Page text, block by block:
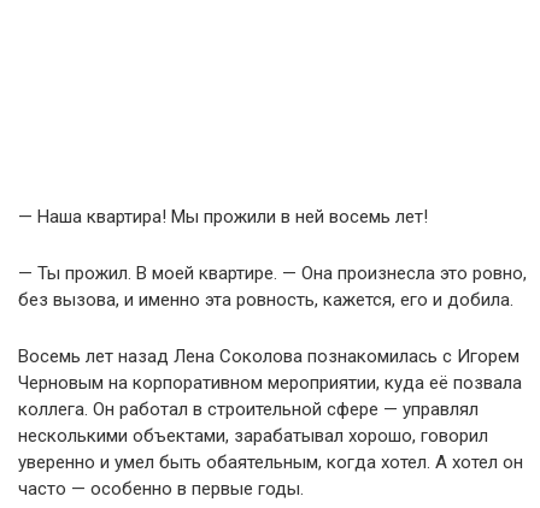
— Наша квартира! Мы прожили в ней восемь лет!
— Ты прожил. В моей квартире. — Она произнесла это ровно,
без вызова, и именно эта ровность, кажется, его и добила.
Восемь лет назад Лена Соколова познакомилась с Игорем
Черновым на корпоративном мероприятии, куда её позвала
коллега. Он работал в строительной сфере — управлял
несколькими объектами, зарабатывал хорошо, говорил
уверенно и умел быть обаятельным, когда хотел. А хотел он
часто — особенно в первые годы.